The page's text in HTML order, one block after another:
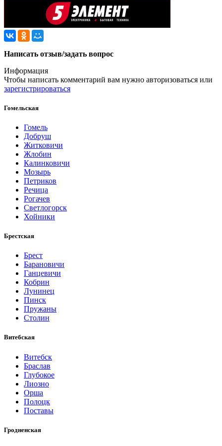
Написать отзыв/задать вопрос
Информация
Чтобы написать комментарий вам нужно авторизоваться или
зарегистрироваться
Гомельская
Гомель
Добруш
Житковичи
Жлобин
Калинковичи
Мозырь
Петриков
Речица
Рогачев
Светлогорск
Хойники
Брестская
Брест
Барановичи
Ганцевичи
Кобрин
Лунинец
Пинск
Пружаны
Столин
Витебская
Витебск
Браслав
Глубокое
Лиозно
Орша
Полоцк
Поставы
Гродненская